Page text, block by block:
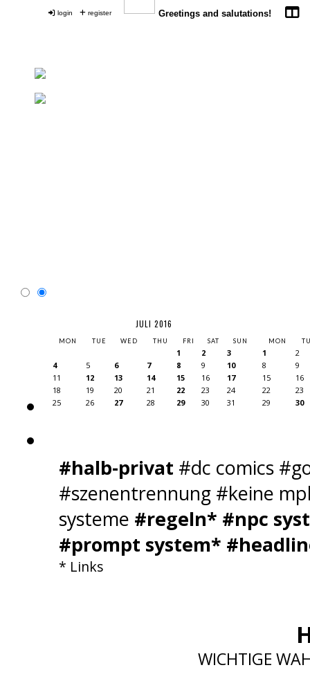
login register Greetings and salutations!
JULI 2016
MON TUE WED THU FRI SAT SUN
1 2
3
4
5 6 7 8 9
10
11
12 13 14 15 16
17
18
19 20 21 22 23
24
25
26 27 28 29 30 31
MON
1
2
8
9
15
16
22
23
29
30
#halb-privat #dc comics
#szenentrennung #keine
systeme #regeln* #npc
#prompt system*
* Links
WICHTIGE